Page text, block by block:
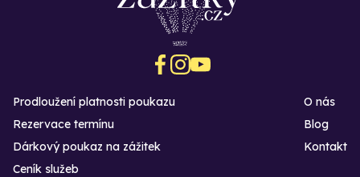
Prodloužení platnosti poukazu
Rezervace termínu
Dárkový poukaz na zážitek
O nás
Blog
Kontakt
Ceník služeb